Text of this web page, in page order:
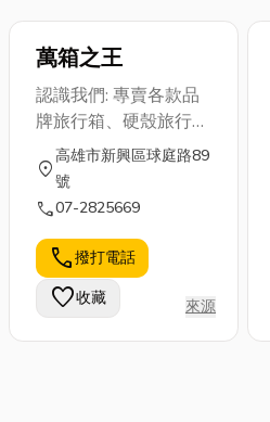
萬箱之王
認識我們: 專賣各款品
牌旅行箱、硬殼旅行
箱、精品皮件、登山背
包、公事包、皮夾皮
帶、專業旅行袋及旅遊
維修服務:各航空公司
指定維修站
location_on
高雄市新興區球庭路89
號
call07-2825669
call撥打電話
favorite收藏 來源